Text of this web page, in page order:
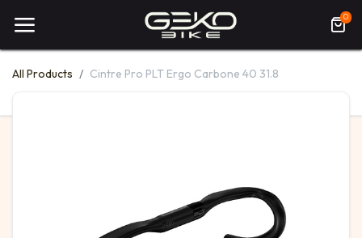
0
All Products Cintre Pro PLT Ergo Carbone 40 31.8